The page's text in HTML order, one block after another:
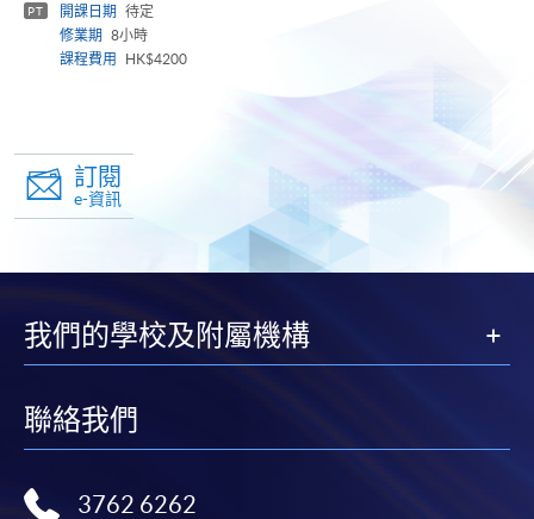
PT 開課日期
待定
修業期
8小時
課程費用
HK$4200
訂閱
e-資訊
我們的學校及附屬機構
聯絡我們
3762 6262